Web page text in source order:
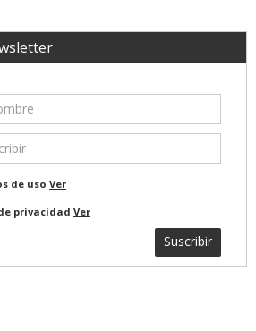
de uso Ver
privacidad Ver
Suscribir